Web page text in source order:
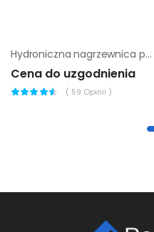
Hydroniczna nagrzewnica powietrza Wacker Neuson HP 252
Cena do uzgodnienia
( 59 Opinii )